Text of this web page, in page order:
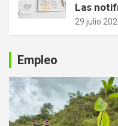
Las
29 julio
Empleo